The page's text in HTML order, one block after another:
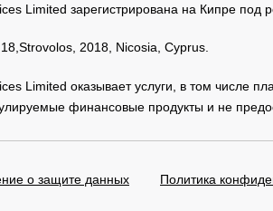
Limited зарегистрирована на Кипре под
2018, Nicosia, Cyprus.
Limited оказывает услуги, в том числе
финансовые продукты и не
о защите данных
Политика